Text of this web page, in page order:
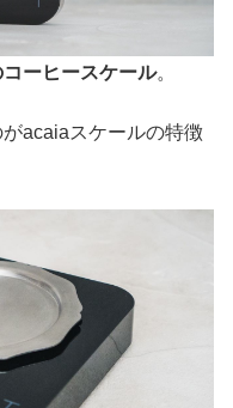
ーヒースケール。
acaiaスケールの特徴